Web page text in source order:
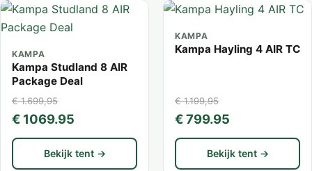
KAMPA
Kampa Studland 8 AIR
Package Deal
€ 1.699,95
€ 1069.95
Bekijk tent →
KAMPA
Kampa Hayling 4 AIR TC
€ 1.199,95
€ 799.95
Bekijk tent →